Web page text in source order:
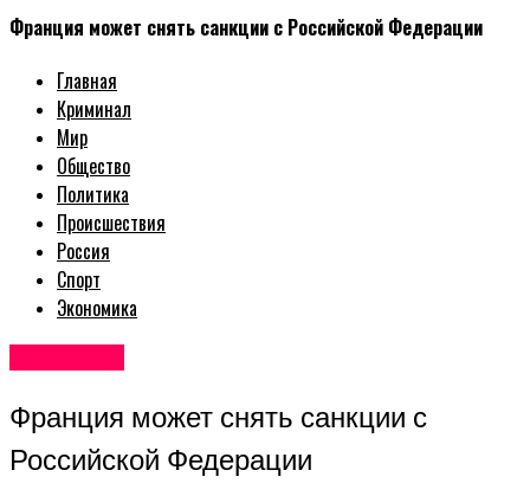
Франция может снять санкции с Российской Федерации
Главная
Криминал
Мир
Общество
Политика
Происшествия
Россия
Спорт
Экономика
Франция может снять санкции с
Российской Федерации